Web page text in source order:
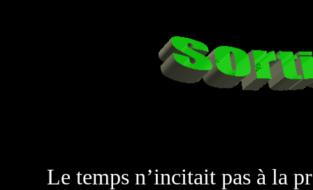
Le temps n’incitait pas à la